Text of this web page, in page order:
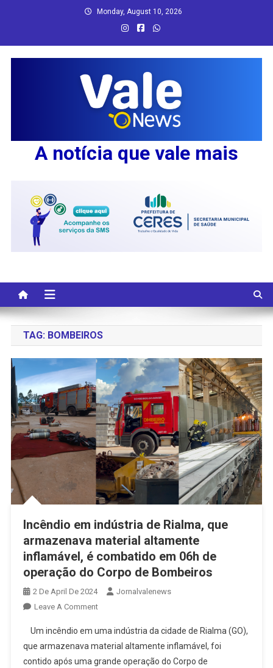
Monday, August 10, 2026
A notícia que vale mais
TAG: BOMBEIROS
Incêndio em indústria de Rialma, que
armazenava material altamente
inflamável, é combatido em 06h de
operação do Corpo de Bombeiros
2 De April De 2024
Jornalvalenews
Leave A CommentOn
Em
Indústria
De
Um incêndio em uma indústria da cidade de Rialma (GO),
que armazenava material altamente inflamável, foi
contido após uma grande operação do Corpo de